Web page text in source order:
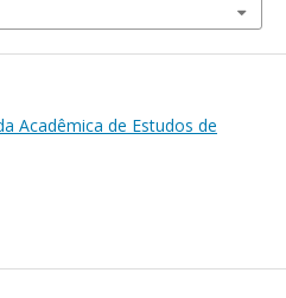
Acadêmica de Estudos de